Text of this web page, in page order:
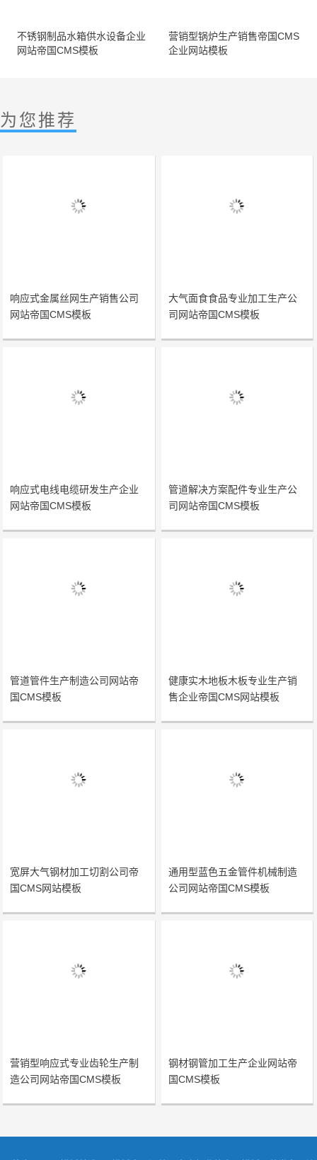
不锈钢制品水箱供水设备企业
网站帝国CMS模板
营销型锅炉生产销售帝国CMS
企业网站模板
为您推荐
响应式金属丝网生产销售公司
网站帝国CMS模板
大气面食食品专业加工生产公
司网站帝国CMS模板
响应式电线电缆研发生产企业
网站帝国CMS模板
管道解决方案配件专业生产公
司网站帝国CMS模板
管道管件生产制造公司网站帝
国CMS模板
健康实木地板木板专业生产销
售企业帝国CMS网站模板
宽屏大气钢材加工切割公司帝
国CMS网站模板
通用型蓝色五金管件机械制造
公司网站帝国CMS模板
营销型响应式专业齿轮生产制
造公司网站帝国CMS模板
钢材钢管加工生产企业网站帝
国CMS模板